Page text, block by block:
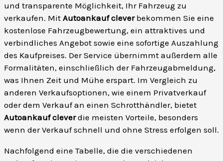
und transparente Möglichkeit, Ihr Fahrzeug zu
verkaufen. Mit Autoankauf cleverbekommen Sie eine
kostenlose Fahrzeugbewertung, ein attraktives und
verbindliches Angebot sowie eine sofortige Auszahlung
des Kaufpreises. Der Service übernimmt außerdem alle
Formalitäten, einschließlich der Fahrzeugabmeldung,
was Ihnen Zeit und Mühe erspart. Im Vergleich zu
anderen Verkaufsoptionen, wie einem Privatverkauf
oder dem Verkauf an einen Schrotthändler, bietet
Autoankauf cleverdie meisten Vorteile, besonders
wenn der Verkauf schnell und ohne Stress erfolgen soll.
Nachfolgend eine Tabelle, die die verschiedenen